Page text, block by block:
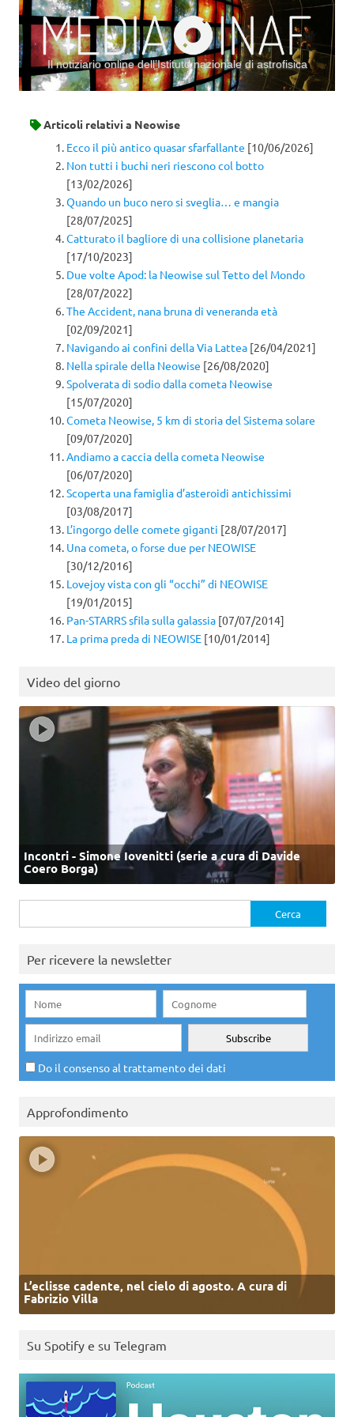
Il notiziario online dell’Istituto nazionale di astrofisica
Articoli relativi a Neowise
Ecco il più antico quasar sfarfallante [10/06/2026]
Non tutti i buchi neri riescono col botto
[13/02/2026]
Quando un buco nero si sveglia… e mangia
[28/07/2025]
Catturato il bagliore di una collisione planetaria
[17/10/2023]
Due volte Apod: la Neowise sul Tetto del Mondo
[28/07/2022]
The Accident, nana bruna di veneranda età
[02/09/2021]
Navigando ai confini della Via Lattea [26/04/2021]
Nella spirale della Neowise [26/08/2020]
Spolverata di sodio dalla cometa Neowise
[15/07/2020]
Cometa Neowise, 5 km di storia del Sistema solare
[09/07/2020]
Andiamo a caccia della cometa Neowise
[06/07/2020]
Scoperta una famiglia d’asteroidi antichissimi
[03/08/2017]
L’ingorgo delle comete giganti [28/07/2017]
Una cometa, o forse due per NEOWISE
[30/12/2016]
Lovejoy vista con gli “occhi” di NEOWISE
[19/01/2015]
Pan-STARRS sfila sulla galassia [07/07/2014]
La prima preda di NEOWISE [10/01/2014]
Video del giorno
Incontri - Simone Iovenitti (serie a cura di Davide
Coero Borga)
per:
Per ricevere la newsletter
Do il consenso al trattamento dei dati
Approfondimento
L’eclisse cadente, nel cielo di agosto. A cura di
Fabrizio Villa
Su Spotify e su Telegram